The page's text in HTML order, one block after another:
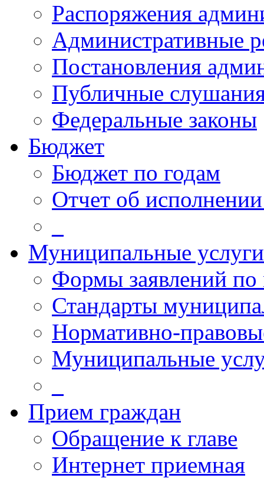
Распоряжения
Административные
Постановления
Публичные
Федеральные законы
Бюджет
Бюджет по годам
Отчет об
Муниципальные услуги
Формы заявлений
Стандарты
Нормативно-
Муниципальные
Прием граждан
Обращение к главе
Интернет приемная